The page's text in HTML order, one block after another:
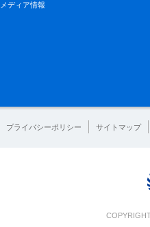
メディア情報
プライバシーポリシー サイトマップ